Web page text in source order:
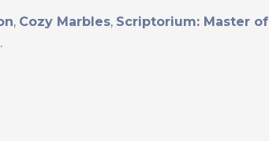
, Cozy Marbles, Scriptorium: Master of